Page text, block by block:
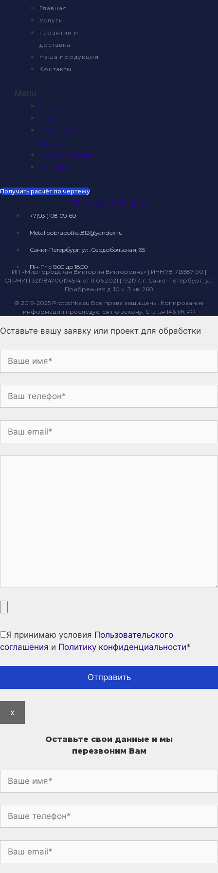
Главная
Услуги
Гарантии и
доставка
Наша продукция
Контакты
Menu
Главная
Услуги
Гарантии и
доставка
Наша продукция
Контакты
Получить расчёт по чертежу
Whatsapp Telegram
+7(931)108-09-69
Metalloobrabotka.812@yandex.ru
Санкт-Петербург, ул. Сердобольская, 65
Пн-Пт с 9:00 до 18:00
ИП «Миргородская Виктория Викторовна» | ИНН 781713587190 |
ОГРНИП 321784700174514 от 11.06.2021 | 192177, г. Санкт-Петербург, ул.
Прибрежная д. 10 к. 3 кв. 260
© 2019-2025 Protochka.su Все права защищены. Копирование
информации преследуется по закону. Статья 146 УК РФ
Оставьте вашу заявку или проект для обработки
Я принимаю условия Пользовательского
соглашения и Политику конфиденциальности*
x
Оставьте свои данные и мы
перезвоним Вам